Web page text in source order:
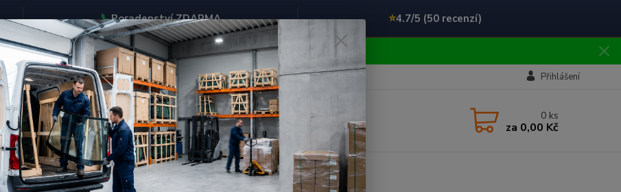
📞Poradenství ZDARMA ⭐4.7/5 (50 recenzí)
OBJEDNÁVEJTE DO STŘEDY 12:00 - KAŽDÝ PÁTEK EXPEDUJEME!!
KONTAKTY Přihlášení
Hledat 0 ks
za 0,00 Kč
Jaguar